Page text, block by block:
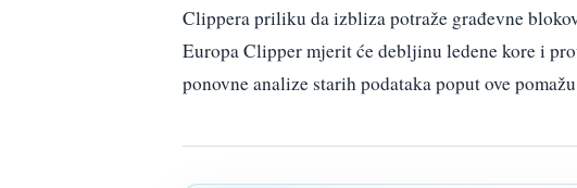
Clippera priliku da izbliza potraže građevne
Europa Clipper mjerit će debljinu ledene kore i
ponovne analize starih podataka poput ove